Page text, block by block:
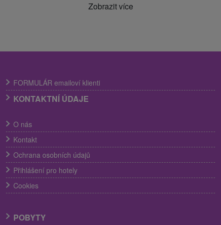
Zobrazit více
FORMULÁR emailoví klienti
KONTAKTNÍ ÚDAJE
O nás
Kontakt
Ochrana osobních údajů
Přihlášení pro hotely
Cookies
POBYTY